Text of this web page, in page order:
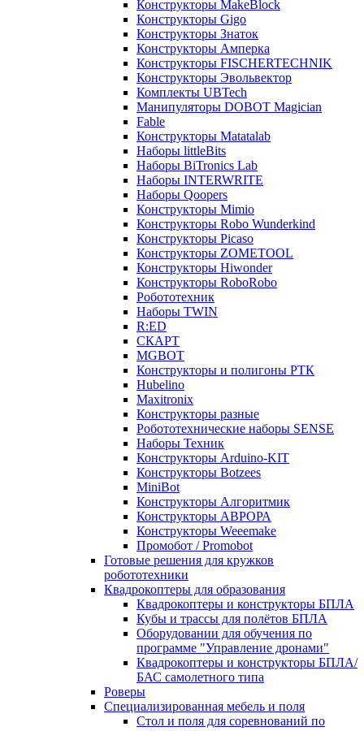
Конструкторы MakeBlock
Конструкторы Gigo
Конструкторы Знаток
Конструкторы Амперка
Конструкторы FISCHERTECHNIK
Конструкторы Эвольвектор
Комплекты UBTech
Манипуляторы DOBOT Magician
Fable
Конструкторы Matatalab
Наборы littleBits
Наборы BiTronics Lab
Наборы INTERWRITE
Наборы Qoopers
Конструкторы Mimio
Конструкторы Robo Wunderkind
Конструкторы Picaso
Конструкторы ZOMETOOL
Конструкторы Hiwonder
Конструкторы RoboRobo
Робототехник
Наборы TWIN
R:ED
СКАРТ
MGBOT
Конструкторы и полигоны РТК
Hubelino
Maxitronix
Конструкторы разные
Робототехнические наборы SENSE
Наборы Техник
Конструкторы Arduino-KIT
Конструкторы Botzees
MiniBot
Конструкторы Алгоритмик
Конструкторы АВРОРА
Конструкторы Weeemake
Промобот / Promobot
Готовые решения для кружков
робототехники
Квадрокоптеры для образования
Квадрокоптеры и конструкторы БПЛА
Кубы и трассы для полётов БПЛА
Оборудовании для обучения по
программе "Управление дронами"
Квадрокоптеры и конструкторы БПЛА/
БАС самолетного типа
Роверы
Специализированная мебель и поля
Стол и поля для соревнований по